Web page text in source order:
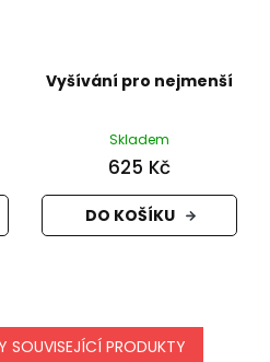
Vyšívání pro nejmenší
Skladem
625 Kč
DO KOŠÍKU
SOUVISEJÍCÍ PRODUKTY